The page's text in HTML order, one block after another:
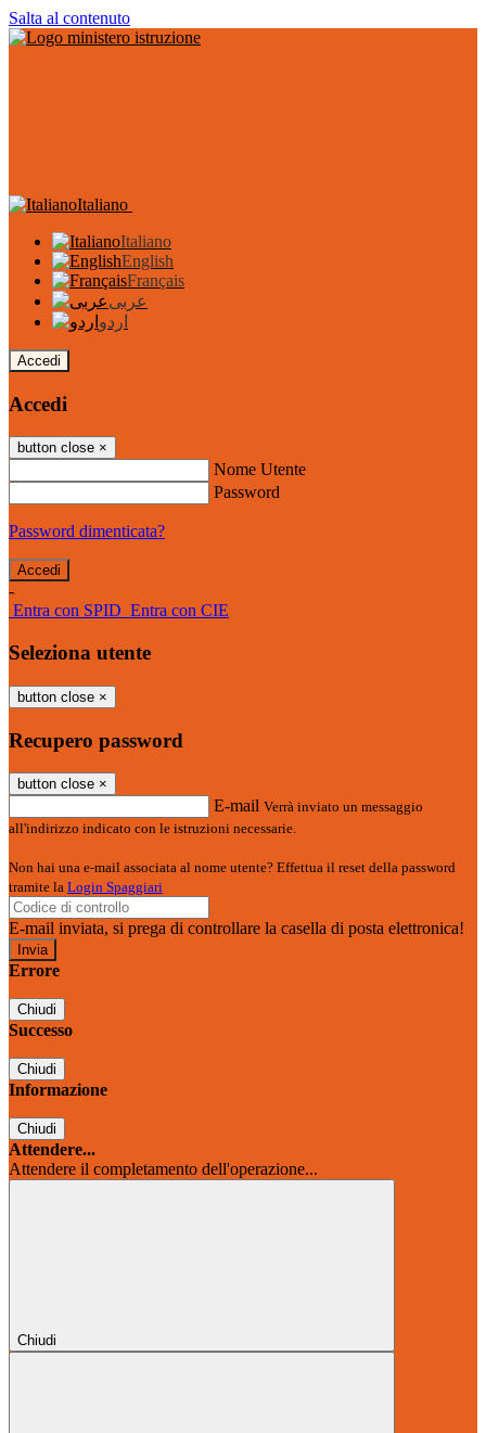
Salta al contenuto
Italiano
Italiano
English
Français
عربى
اردو
Accedi
Accedi
button close ×
Nome Utente
Password
Password dimenticata?
-
Entra con SPID Entra con CIE
Seleziona utente
button close ×
Recupero password
button close ×
E-mail Verrà inviato un messaggio
all'indirizzo indicato con le istruzioni necessarie.
Non hai una e-mail associata al nome utente? Effettua il reset della password
tramite la Login Spaggiari
E-mail inviata, si prega di controllare la casella di posta elettronica!
Errore
Chiudi
Successo
Chiudi
Informazione
Chiudi
Attendere...
Attendere il completamento dell'operazione...
Chiudi